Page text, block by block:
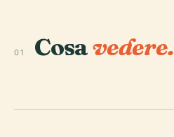
01 Cosavedere.